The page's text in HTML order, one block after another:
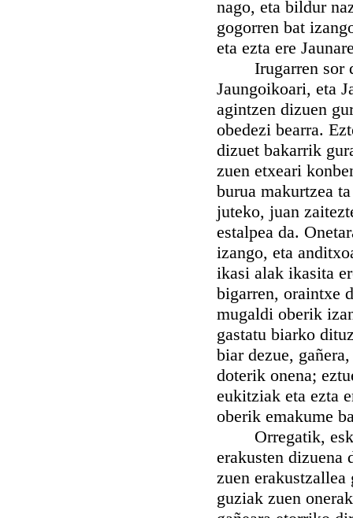
nago, eta bildur
gogorren bat
eta ezta ere
Irugarren sor
Jaungoikoari, eta
agintzen dizuen
obedezi bearra.
dizuet bakarrik
zuen etxeari
burua makurtzea
juteko, juan
estalpea da.
izango, eta
ikasi alak ikasita
bigarren, oraintxe
mugaldi oberik
gastatu biarko
biar dezue,
doterik onena;
eukitziak eta ezta
oberik emakume
Orregatik,
erakusten dizuena
zuen
guziak zuen